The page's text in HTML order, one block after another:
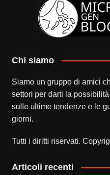
Chi siamo
Siamo un gruppo di amici
settori per darti la
sulle ultime tendenze e le
giorni.
Tutti i diritti riservati.
Articoli recenti